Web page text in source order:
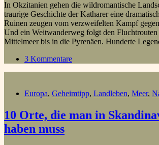
In Okzitanien gehen die wildromantische
traurige Geschichte der Katharer eine
Ruinen zeugen vom verzweifelten Kampf
Und ein Weitwanderweg folgt den
Mittelmeer bis in die Pyrenäen. Hunderte
3 Kommentare
Europa, Geheimtipp, Landleben, Meer,
10 Orte, die man in
haben muss